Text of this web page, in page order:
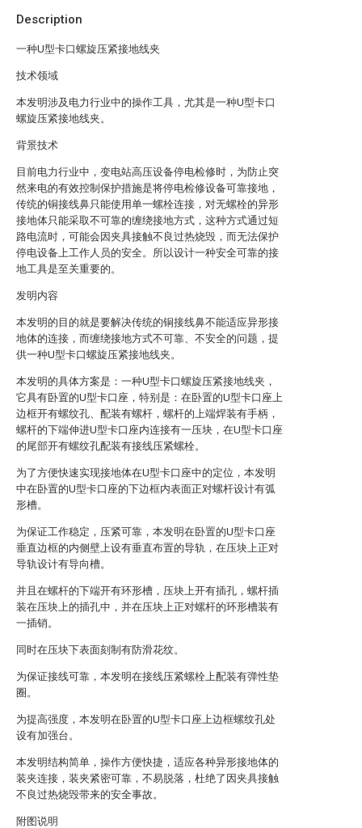
Description
一种U型卡口螺旋压紧接地线夹
技术领域
本发明涉及电力行业中的操作工具，尤其是一种U型卡口
螺旋压紧接地线夹。
背景技术
目前电力行业中，变电站高压设备停电检修时，为防止突
然来电的有效控制保护措施是将停电检修设备可靠接地，
传统的铜接线鼻只能使用单一螺栓连接，对无螺栓的异形
接地体只能采取不可靠的缠绕接地方式，这种方式通过短
路电流时，可能会因夹具接触不良过热烧毁，而无法保护
停电设备上工作人员的安全。所以设计一种安全可靠的接
地工具是至关重要的。
发明内容
本发明的目的就是要解决传统的铜接线鼻不能适应异形接
地体的连接，而缠绕接地方式不可靠、不安全的问题，提
供一种U型卡口螺旋压紧接地线夹。
本发明的具体方案是：一种U型卡口螺旋压紧接地线夹，
它具有卧置的U型卡口座，特别是：在卧置的U型卡口座上
边框开有螺纹孔、配装有螺杆，螺杆的上端焊装有手柄，
螺杆的下端伸进U型卡口座内连接有一压块，在U型卡口座
的尾部开有螺纹孔配装有接线压紧螺栓。
为了方便快速实现接地体在U型卡口座中的定位，本发明
中在卧置的U型卡口座的下边框内表面正对螺杆设计有弧
形槽。
为保证工作稳定，压紧可靠，本发明在卧置的U型卡口座
垂直边框的内侧壁上设有垂直布置的导轨，在压块上正对
导轨设计有导向槽。
并且在螺杆的下端开有环形槽，压块上开有插孔，螺杆插
装在压块上的插孔中，并在压块上正对螺杆的环形槽装有
一插销。
同时在压块下表面刻制有防滑花纹。
为保证接线可靠，本发明在接线压紧螺栓上配装有弹性垫
圈。
为提高强度，本发明在卧置的U型卡口座上边框螺纹孔处
设有加强台。
本发明结构简单，操作方便快捷，适应各种异形接地体的
装夹连接，装夹紧密可靠，不易脱落，杜绝了因夹具接触
不良过热烧毁带来的安全事故。
附图说明